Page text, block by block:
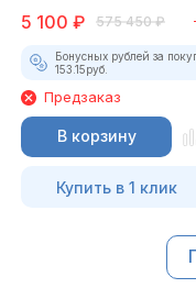
5 100 ₽ 575 450 ₽
Бонусных рублей за
153.15руб.
Предзаказ
В корзину
Купить в 1 клик